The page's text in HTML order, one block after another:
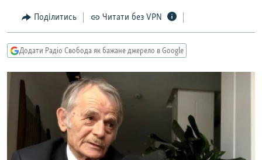
Перейти
до
пошуку
СУСПІЛЬСТВО
УКРАЇНА
СВІТ
ДОНБАС.РЕАЛІЇ
ТИ ЯК?
СХЕМИ
КИТАЙ.ВИКЛИКИ
МУЛЬТИМЕДІА
ФОТО
Поділитись Читати без VPN
Додати Радіо Свобода як бажане джерело в Google